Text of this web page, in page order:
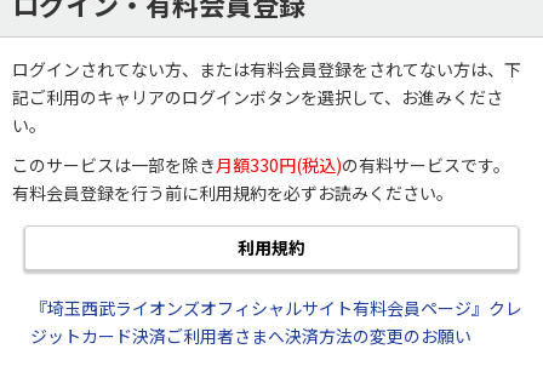
ログインされてない方、または有料会員登録をされてない方は、下
記ご利用のキャリアのログインボタンを選択して、お進みくださ
い。
このサービスは一部を除き月額330円(税込)の有料サービスです。
有料会員登録を行う前に利用規約を必ずお読みください。
利用規約
『埼玉西武ライオンズオフィシャルサイト有料会員ページ』クレ
ジットカード決済ご利用者さまへ決済方法の変更のお願い